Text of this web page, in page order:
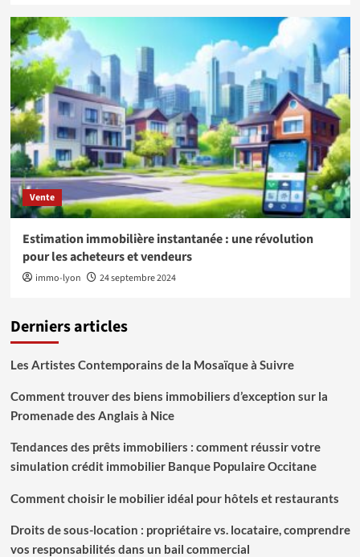
Vente
Estimation immobilière instantanée : une révolution
pour les acheteurs et vendeurs
immo-lyon 24 septembre 2024
Derniers articles
Les Artistes Contemporains de la Mosaïque à Suivre
Comment trouver des biens immobiliers d’exception sur la
Promenade des Anglais à Nice
Tendances des prêts immobiliers : comment réussir votre
simulation crédit immobilier Banque Populaire Occitane
Comment choisir le mobilier idéal pour hôtels et restaurants
Droits de sous-location : propriétaire vs. locataire, comprendre
vos responsabilités dans un bail commercial